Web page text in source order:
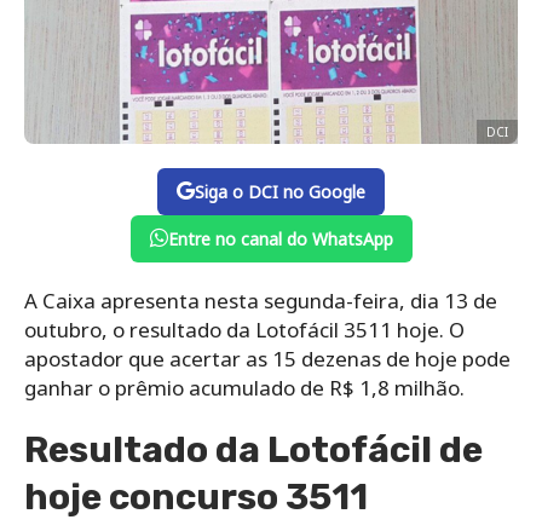
DCI
Siga o DCI no Google
Entre no canal do WhatsApp
A Caixa apresenta nesta segunda-feira, dia 13 de
outubro, o resultado da Lotofácil 3511 hoje. O
apostador que acertar as 15 dezenas de hoje pode
ganhar o prêmio acumulado de R$ 1,8 milhão.
Resultado da Lotofácil de
hoje concurso 3511